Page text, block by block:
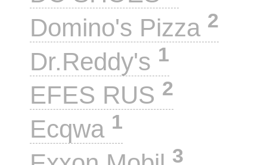
Domino's Pizza 2
Dr.Reddy's 1
EFES RUS 2
Ecqwa 1
3